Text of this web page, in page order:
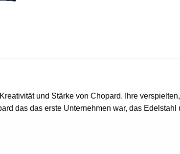
und Stärke von Chopard. Ihre
das das erste Unternehmen war, das